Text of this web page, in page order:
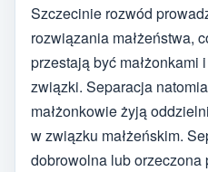
Szczecinie rozwód
rozwiązania małżeństwa,
przestają być małżonkami
związki. Separacja
małżonkowie żyją
w związku małżeńskim.
dobrowolna lub orzeczona